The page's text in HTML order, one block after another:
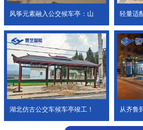
风筝元素融入公交候车亭：山 轻量适
湖北仿古公交车候车亭竣工！ 从齐鲁